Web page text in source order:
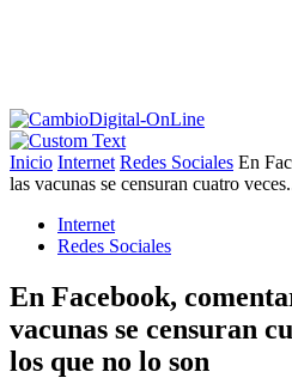
Inicio Internet Redes Sociales En
las vacunas se censuran cuatro
Internet
Redes Sociales
En Facebook,
vacunas se censuran
los que no lo son